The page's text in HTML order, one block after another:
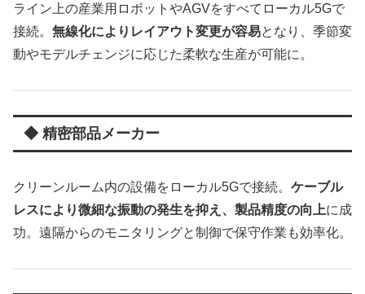
ライン上の産業用ロボットやAGVをすべてローカル5Gで
接続。 無線化によりレイアウト変更が容易となり、季節変
動やモデルチェンジに応じた柔軟な生産が可能に。
◆ 精密部品メーカー
クリーンルーム内の設備をローカル5Gで接続。 ケーブル
レスにより微細な振動の発生を抑え、製品精度の向上に成
功。遠隔からのモニタリングと制御で保守作業も効率化。